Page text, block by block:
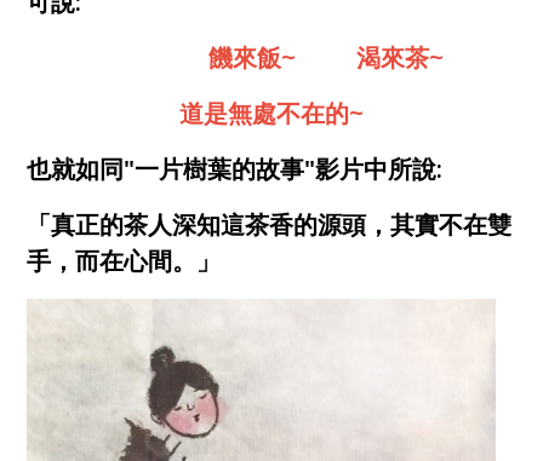
饑來飯~ 渴來茶~
道是無處不在的~
也就如同"一片樹葉的故事"影片中所說:
「真正的茶人深知這茶香的源頭，其實不在雙
手，而在心間。」